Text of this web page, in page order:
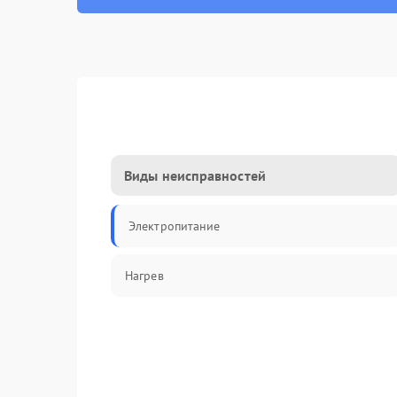
Виды неисправностей
Электропитание
Нагрев